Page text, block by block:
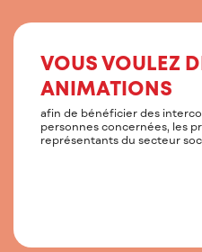
VOUS VOULEZ
ANIMATIONS
afin de bénéficier des
personnes concernées, les
représentants du secteur